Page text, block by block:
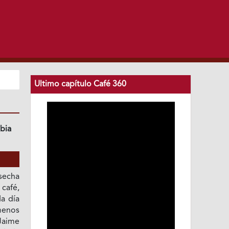
día
Ultimo capítulo Café 360